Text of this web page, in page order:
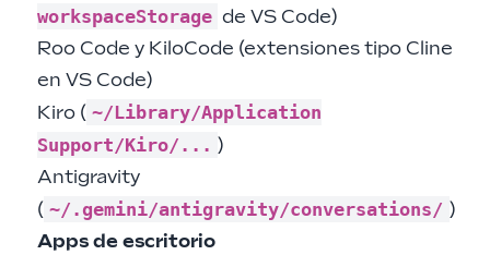
workspaceStorage de VS Code)
Roo Code y KiloCode (extensiones tipo Cline
en VS Code)
Kiro ( ~/Library/Application
Support/Kiro/... )
Antigravity
( ~/.gemini/antigravity/conversations/ )
Apps de escritorio